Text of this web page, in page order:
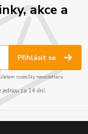
akce a
Přihlásit se
rozesílky newsletteru.
jednou za 14 dní.